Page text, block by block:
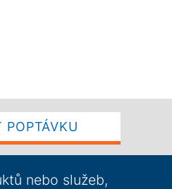
POPTÁVKU
nebo služeb,